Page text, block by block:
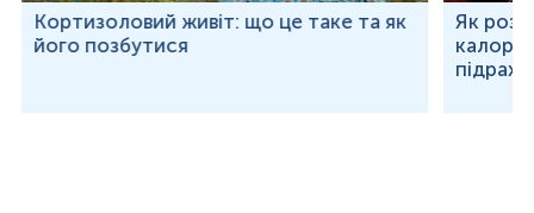
Кортизоловий живіт: що це таке та як
його позбутися
Як